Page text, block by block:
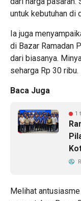
untuk kebutuhan di
Ia juga
di Bazar Ramadan
dari biasanya.
seharga Rp 30 ribu.
Baca Juga
1
Melihat antusiasme